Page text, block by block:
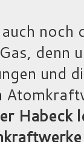
denn
und
Habeck